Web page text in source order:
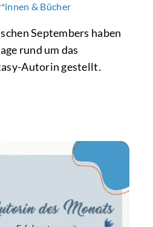
& Bücher
Septembers haben
rund um das
Autorin gestellt.